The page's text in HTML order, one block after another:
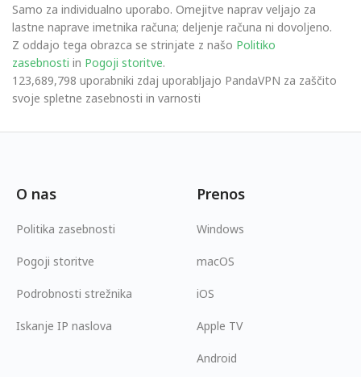
Samo za individualno uporabo. Omejitve naprav veljajo za
lastne naprave imetnika računa; deljenje računa ni dovoljeno.
Z oddajo tega obrazca se strinjate z našo Politiko
zasebnosti in Pogoji storitve.
123,689,798 uporabniki zdaj uporabljajo PandaVPN za zaščito
svoje spletne zasebnosti in varnosti
O nas
Politika zasebnosti
Pogoji storitve
Podrobnosti strežnika
Iskanje IP naslova
Prenos
Windows
macOS
iOS
Apple TV
Android